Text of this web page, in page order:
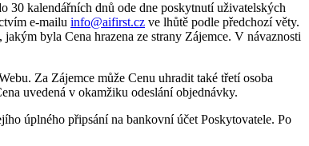
30 kalendářních dnů ode dne poskytnutí uživatelských
e-mailu info@aifirst.cz ve lhůtě podle předchozí věty.
byla Cena hrazena ze strany Zájemce. V návaznosti
Za Zájemce může Cenu uhradit také třetí osoba
uvedená v okamžiku odeslání objednávky.
úplného připsání na bankovní účet Poskytovatele. Po